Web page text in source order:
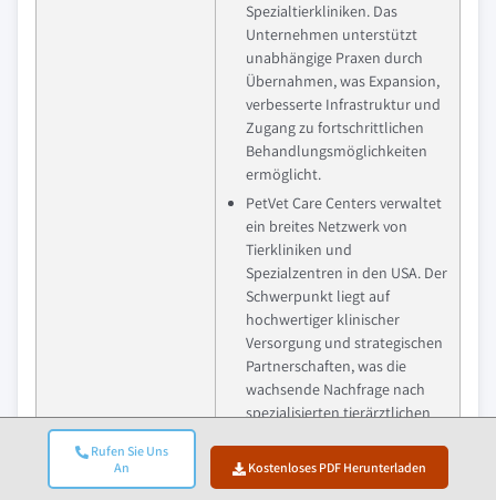
Rufen Sie Uns
An
Kostenloses PDF Herunterladen
Spezialtierkliniken. Das
Unternehmen unterstützt
unabhängige Praxen durch
Übernahmen, was Expansion,
verbesserte Infrastruktur und
Zugang zu fortschrittlichen
Behandlungsmöglichkeiten
ermöglicht.
PetVet Care Centers verwaltet
ein breites Netzwerk von
Tierkliniken und
Spezialzentren in den USA. Der
Schwerpunkt liegt auf
hochwertiger klinischer
Versorgung und strategischen
Partnerschaften, was die
wachsende Nachfrage nach
spezialisierten tierärztlichen